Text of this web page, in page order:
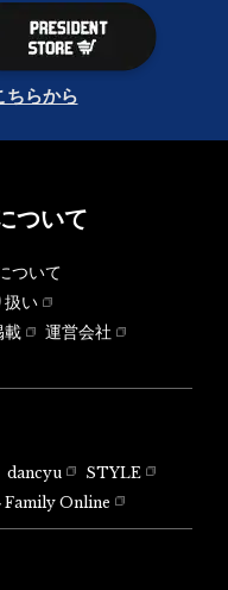
ちらから
ついて
ついて
扱い
載
運営会社
dancyu
STYLE
Family Online